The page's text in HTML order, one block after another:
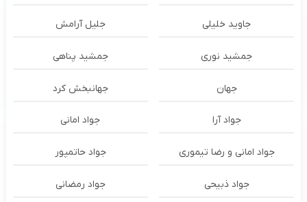
جاوید خلیلی جلیل آرامش
جمشید نوری جمشید پناهی
جهان جهانبخش کرد
جواد آرا جواد امانی
جواد امانی و رضا تیموری جواد حاتمپور
جواد ذبیحی جواد رمضانی